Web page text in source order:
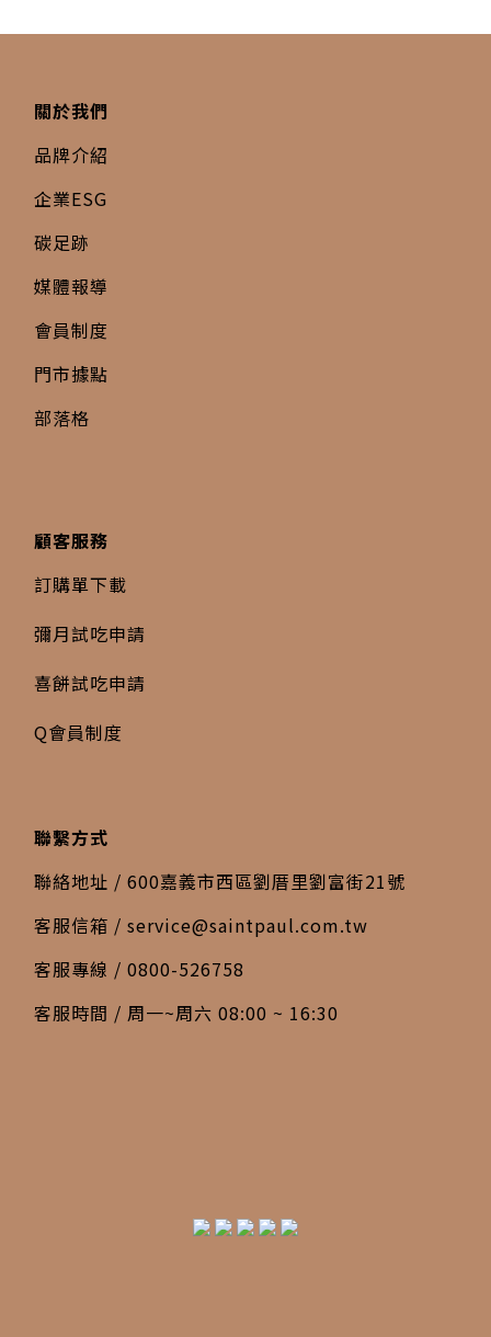
關於我們
品牌介紹
企業ESG
碳足跡
媒體報導
會員制度
門市據點
部落格
顧客服務
訂購單下載
彌月試吃申請
喜餅試吃申請
Q會員制度
聯繫方式
聯絡地址 / 600嘉義市西區劉厝里劉富街21號
客服信箱 / service@saintpaul.com.tw
客服專線 / 0800-526758
客服時間 / 周一~周六 08:00 ~ 16:30